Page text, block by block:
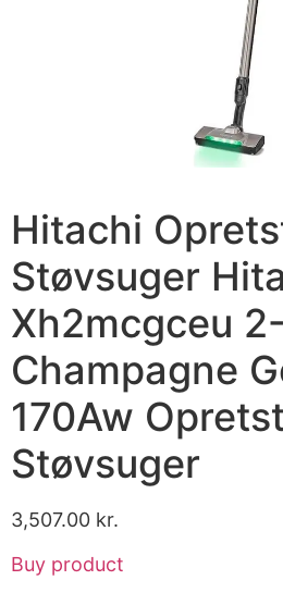
Hitachi
Støvsuger
Xh2mcgceu
Champagne
170Aw
Støvsuger
3,507.00 kr.
Buy product